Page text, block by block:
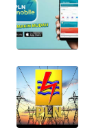
WN
BEKASI
WN
BOGOR
WN